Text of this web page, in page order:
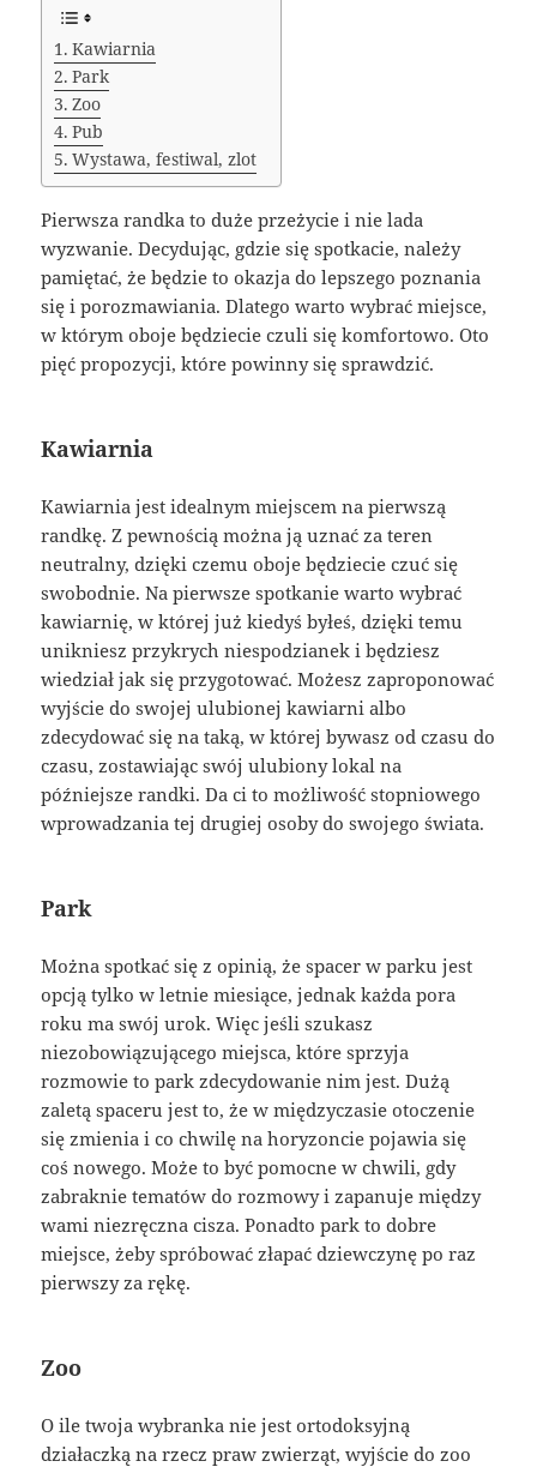
Kawiarnia
Park
Zoo
Pub
Wystawa, festiwal, zlot
Pierwsza randka to duże przeżycie i nie lada
wyzwanie. Decydując, gdzie się spotkacie, należy
pamiętać, że będzie to okazja do lepszego poznania
się i porozmawiania. Dlatego warto wybrać miejsce,
w którym oboje będziecie czuli się komfortowo. Oto
pięć propozycji, które powinny się sprawdzić.
Kawiarnia
Kawiarnia jest idealnym miejscem na pierwszą
randkę. Z pewnością można ją uznać za teren
neutralny, dzięki czemu oboje będziecie czuć się
swobodnie. Na pierwsze spotkanie warto wybrać
kawiarnię, w której już kiedyś byłeś, dzięki temu
unikniesz przykrych niespodzianek i będziesz
wiedział jak się przygotować. Możesz zaproponować
wyjście do swojej ulubionej kawiarni albo
zdecydować się na taką, w której bywasz od czasu do
czasu, zostawiając swój ulubiony lokal na
późniejsze randki. Da ci to możliwość stopniowego
wprowadzania tej drugiej osoby do swojego świata.
Park
Można spotkać się z opinią, że spacer w parku jest
opcją tylko w letnie miesiące, jednak każda pora
roku ma swój urok. Więc jeśli szukasz
niezobowiązującego miejsca, które sprzyja
rozmowie to park zdecydowanie nim jest. Dużą
zaletą spaceru jest to, że w międzyczasie otoczenie
się zmienia i co chwilę na horyzoncie pojawia się
coś nowego. Może to być pomocne w chwili, gdy
zabraknie tematów do rozmowy i zapanuje między
wami niezręczna cisza. Ponadto park to dobre
miejsce, żeby spróbować złapać dziewczynę po raz
pierwszy za rękę.
Zoo
O ile twoja wybranka nie jest ortodoksyjną
działaczką na rzecz praw zwierząt, wyjście do zoo